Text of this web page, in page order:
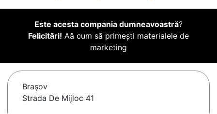
Este acesta compania dumneavoastră?
Felicitări! Aă cum să primești materialele de
marketing
Braşov
Strada De Mijloc 41